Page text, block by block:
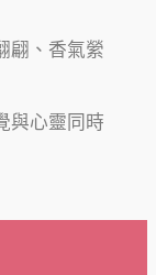
翩、香氣縈
與心靈同時